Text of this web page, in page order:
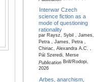
Interwar Czech
science fiction as a
mode of questioning
rationality
par Raysz, Sybil , James,
Petra , James, Petra ,
Chiriac, Alexandra A.C. ,
Pál Szeredi, Merse
PublicationBrill/Rodopi,
2026
Arbes, anarchism,